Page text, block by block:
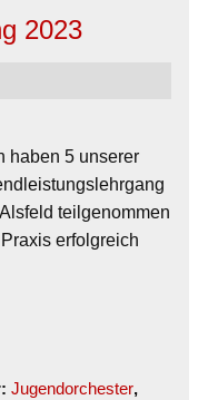
2023
haben 5 unserer
teilgenommen
erfolgreich
Jugendorchester,